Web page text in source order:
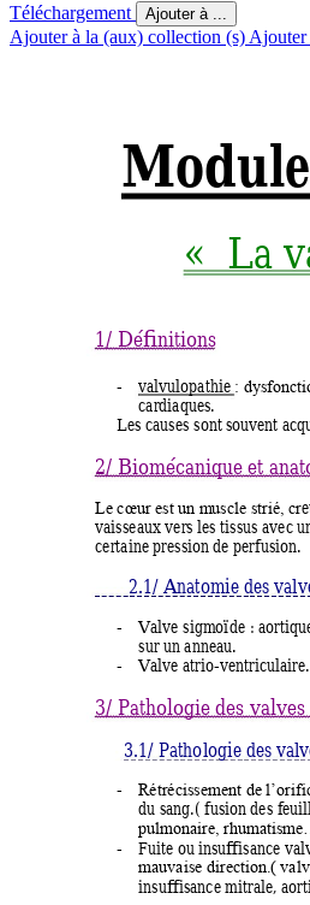
Téléchargement Ajouter à ...
Ajouter à la (aux) collection (s) Ajouter
«  La
1/ Définitions
- valvulopathie :
cardiaques.
Les causes sont souvent acq
2/ Biomécanique et
Le cœur est un muscle strié, cr
vaisseaux vers les tissus avec
certaine pression de perfusion.
       2.1/ Anato
mie des
- Valve sigmoïde :
sur un anneau.
-
Valve atrio-ventriculaire.
3/ Pathologie des
3.1/ Pathologie des
- Rétrécissement de
du sang.( fusion des f
pulmonaire, rhumatism
- Fuite ou insuffisance
mauvaise direction.(
insuffisance mitrale,